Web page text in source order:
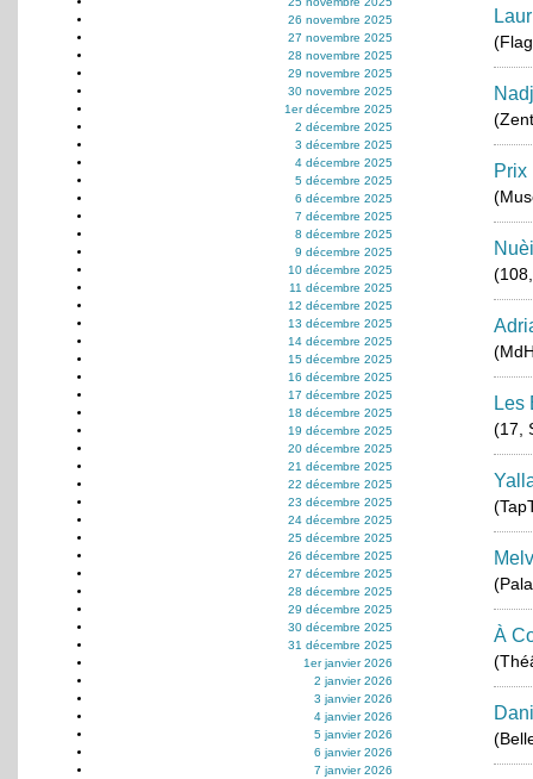
26 novembre 2025
27 novembre 2025
28 novembre 2025
29 novembre 2025
30 novembre 2025
1er décembre 2025
2 décembre 2025
3 décembre 2025
4 décembre 2025
5 décembre 2025
6 décembre 2025
7 décembre 2025
8 décembre 2025
9 décembre 2025
10 décembre 2025
11 décembre 2025
12 décembre 2025
13 décembre 2025
14 décembre 2025
15 décembre 2025
16 décembre 2025
17 décembre 2025
18 décembre 2025
19 décembre 2025
20 décembre 2025
21 décembre 2025
22 décembre 2025
23 décembre 2025
24 décembre 2025
25 décembre 2025
26 décembre 2025
27 décembre 2025
28 décembre 2025
29 décembre 2025
30 décembre 2025
31 décembre 2025
1er janvier 2026
2 janvier 2026
3 janvier 2026
4 janvier 2026
5 janvier 2026
6 janvier 2026
7 janvier 2026
Prix
Les
(17,
À